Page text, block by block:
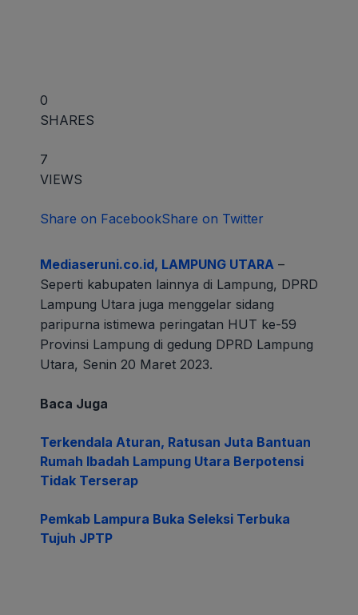
0
SHARES
7
VIEWS
Share on FacebookShare on Twitter
Mediaseruni.co.id, LAMPUNG UTARA –
Seperti kabupaten lainnya di Lampung, DPRD
Lampung Utara juga menggelar sidang
paripurna istimewa peringatan HUT ke-59
Provinsi Lampung di gedung DPRD Lampung
Utara, Senin 20 Maret 2023.
Baca Juga
Terkendala Aturan, Ratusan Juta Bantuan
Rumah Ibadah Lampung Utara Berpotensi
Tidak Terserap
Pemkab Lampura Buka Seleksi Terbuka
Tujuh JPTP